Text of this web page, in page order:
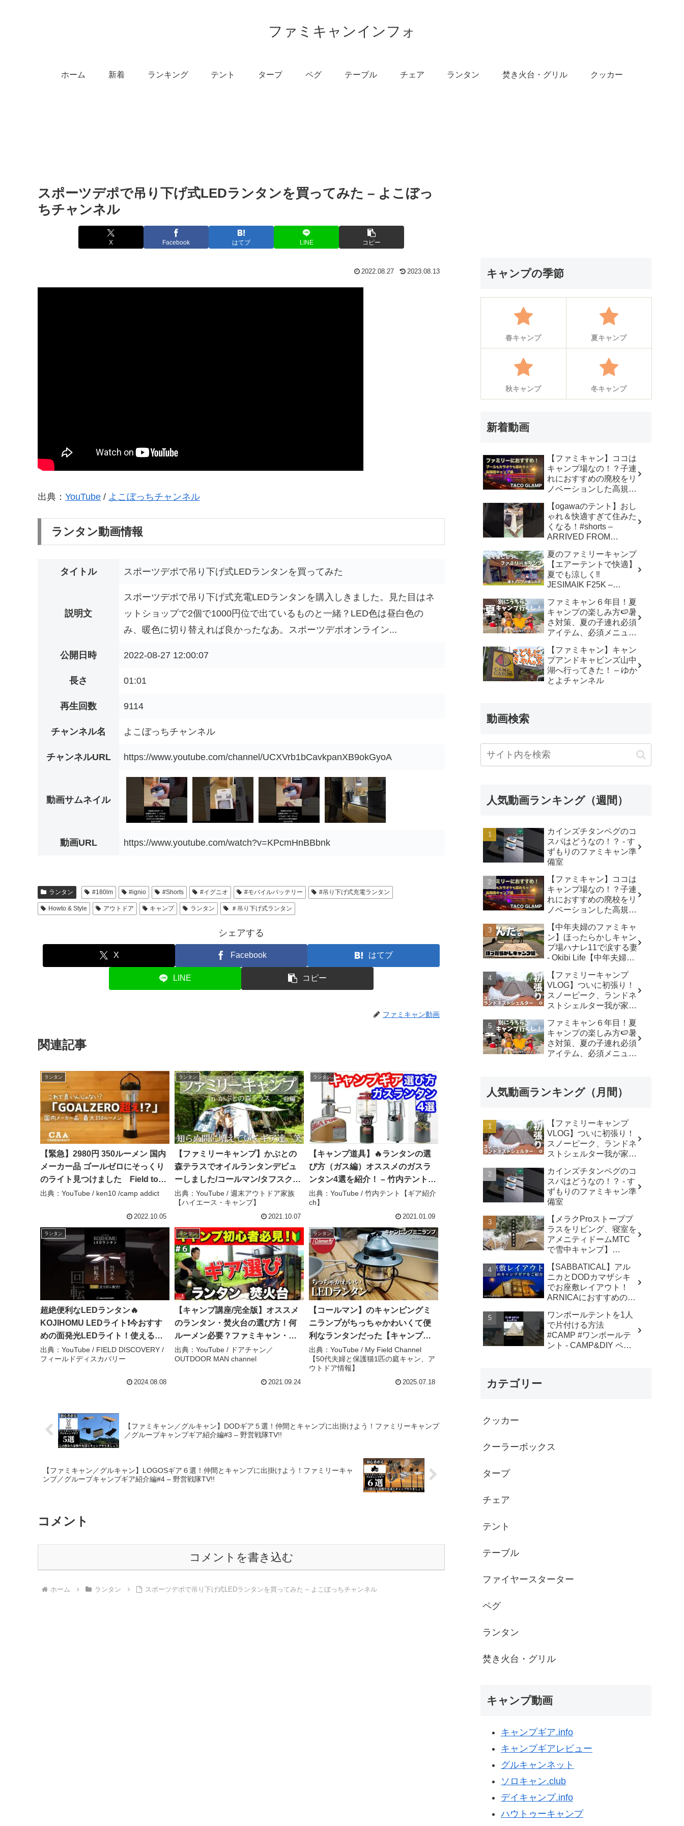
ファミキャンインフォ
ホーム 新着 ランキング テント タープ ペグ テーブル チェア ランタン 焚き火台・グリル クッカー
スポーツデポで吊り下げ式LEDランタンを買ってみた – よこぼっ
ちチャンネル
X Facebook はてブ LINE コピー
2022.08.27 2023.08.13
出典： YouTube / よこぼっちチャンネル
ランタン動画情報
タイトル スポーツデポで吊り下げ式LEDランタンを買ってみた
説明文
スポーツデポで吊り下げ式充電LEDランタンを購入しきました。見た目はネ
ットショップで2個で1000円位で出ているものと一緒？LED色は昼白色の
み、暖色に切り替えれば良かったなあ。スポーツデポオンライン...
公開日時 2022-08-27 12:00:07
長さ 01:01
再生回数 9114
チャンネル名 よこぼっちチャンネル
チャンネルURL https://www.youtube.com/channel/UCXVrb1bCavkpanXB9okGyoA
動画サムネイル
動画URL https://www.youtube.com/watch?v=KPcmHnBBbnk
ランタン #180lm #ignio #Shorts #イグニオ #モバイルバッテリー #吊り下げ式充電ランタン
Howto & Style アウトドア キャンプ ランタン ＃吊り下げ式ランタン
シェアする
X Facebook はてブ
LINE コピー
ファミキャン動画
関連記事
ランタン
【緊急】2980円 350ルーメン 国内
メーカー品 ゴールゼロにそっくり
のライト見つけました Field to
Summit – ken10 /camp addict
出典：YouTube / ken10 /camp addict
2022.10.05
ランタン
【ファミリーキャンプ】かぶとの
森テラスでオイルランタンデビュ
ーしました/コールマン/タフスクリ
ーン2ルームハウスldx+/前編 – 週末
アウトドア家族【ハイエース・キ
出典：YouTube / 週末アウトドア家族
【ハイエース・キャンプ】
2021.10.07
ランタン
【キャンプ道具】🔥ランタンの選
び方（ガス編）オススメのガスラ
ンタン4選を紹介！ – 竹内テント
【ギア紹介ch】
出典：YouTube / 竹内テント【ギア紹介
ch】
2021.01.09
ランタン
超絶便利なLEDランタン🔥
KOJIHOMU LEDライト❗今おすす
めの面発光LEDライト！使えるク
ールなキャプギア #shorts
#kojihomu #アウトドア #キャンプ
フィールドディスカバリー
出典：YouTube / FIELD DISCOVERY /
フィールドディスカバリー
2024.08.08
ランタン
【キャンプ講座/完全版】オススメ
のランタン・焚火台の選び方！何
ルーメン必要？ファミキャン・ソ
ロキャンに使える焚火台は？アウ
トドアマン／OUTDOOR MAN【キ
ン／OUTDOOR MAN channel
出典：YouTube / ドアチャン／
OUTDOOR MAN channel
2021.09.24
ランタン
【コールマン】のキャンピングミ
ニランプがちっちゃかわいくて便
利なランタンだった【キャンプギ
ア】【庭キャン】おすすめのLED
ランタン – My Field Channel 【50
代夫婦と保護猫1匹の庭キャン、ア
出典：YouTube / My Field Channel
【50代夫婦と保護猫1匹の庭キャン、ア
ウトドア情報】
2025.07.18
【ファミキャン／グルキャン】DODギア５選！仲間とキャンプに出掛けよう！ファミリーキャンプ
／グループキャンプギア紹介編#3 – 野営戦隊TV!!
【ファミキャン／グルキャン】LOGOSギア６選！仲間とキャンプに出掛けよう！ファミリーキャ
ンプ／グループキャンプギア紹介編#4 – 野営戦隊TV!!
コメント
コメントを書き込む
ホーム ランタン スポーツデポで吊り下げ式LEDランタンを買ってみた – よこぼっちチャンネル
キャンプの季節
春キャンプ 夏キャンプ
秋キャンプ 冬キャンプ
新着動画
【ファミキャン】ココは
キャンプ場なの！？子連
れにおすすめの廃校をリ
ノベーションした高規格
す！ – ちいさおきゃんぷ
【ogawaのテント】おし
ゃれ＆快適すぎて住みた
くなる！#shorts –
ARRIVED FROM
夏のファミリーキャンプ
【エアーテントで快適】
夏でも涼しく‼︎
JESIMAIK F25K –
ちキャンプ
ファミキャン６年目！夏
キャンプの楽しみ方🍉暑
さ対策、夏の子連れ必須
アイテム、必須メニュー
楽しい〜 – こずちゃんネ
ル。
【ファミキャン】キャン
プアンドキャビンズ山中
湖へ行ってきた！ – ゆか
とよチャンネル
動画検索
人気動画ランキング（週間）
カインズチタンペグのコ
スパはどうなの！？ - す
ずもりのファミキャン準
備室
【ファミキャン】ココは
キャンプ場なの！？子連
れにおすすめの廃校をリ
ノベーションした高規格
す！ - ちいさおきゃんぷ
【中年夫婦のファミキャ
ン】ほったらかしキャン
プ場ハナレ11で涙する妻
- Okibi Life【中年夫婦の
【ファミリーキャンプ
VLOG】ついに初張り！
スノーピーク、ランドネ
ストシェルター我が家で
アビルキャンプリゾート
那須／LUMIX S5IIX - パ
パハキット アウトドア
VLOG
ファミキャン６年目！夏
キャンプの楽しみ方🍉暑
さ対策、夏の子連れ必須
アイテム、必須メニュー
人気動画ランキング（月間）
【ファミリーキャンプ
VLOG】ついに初張り！
スノーピーク、ランドネ
ストシェルター我が家で
アビルキャンプリゾート
那須／LUMIX S5IIX - パ
パハキット アウトドア
VLOG
カインズチタンペグのコ
スパはどうなの！？ - す
ずもりのファミキャン準
備室
【メラクProストーブプ
ラスをリビング、寝室を
アメニティドームMTC
で雪中キャンプ】
#snowpeak - 坊主キャン
パー@キンボウズ
【SABBATICAL】アル
ニカとDODカマザシキ
でお座敷レイアウト！
ARNICAにおすすめのキ
キャンプ - SOTOASOBI
ワンポールテントを1人
で片付ける方法
#CAMP #ワンポールテ
ント - CAMP&DIY ペグ
カテゴリー
クッカー
クーラーボックス
タープ
チェア
テント
テーブル
ファイヤースターター
ペグ
ランタン
焚き火台・グリル
キャンプ動画
キャンプギア.info
キャンプギアレビュー
グルキャンネット
ソロキャン.club
デイキャンプ.info
ハウトゥーキャンプ